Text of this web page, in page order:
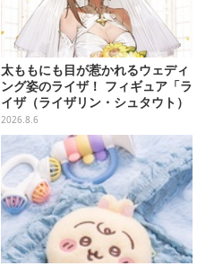
太ももにも目が惹かれるウェディ
ング姿のライザ！ フィギュア「ラ
イザ（ライザリン・シュタウト）
ウェディングStyle」が8月7日よ
り予約受付開始
2026.8.6